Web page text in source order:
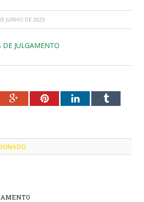
JUNHO DE 2023
DE JULGAMENTO
Google+PinterestLinkedInTumblr